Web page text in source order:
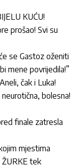
KUĆU!
prošao! Svi su
se Gastoz oženiti
mene povrijedila!”
čak i Luka!
bolesna!
finale zatresla
mjestima
ŽURKE tek